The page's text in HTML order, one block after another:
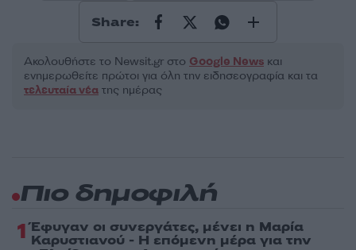
Share:
Ακολουθήστε το Νewsit.gr στο Google News και
ενημερωθείτε πρώτοι για όλη την ειδησεογραφία και τα
τελευταία νέα της ημέρας
Πιο δημοφιλή
1 Έφυγαν οι συνεργάτες, μένει η Μαρία
Καρυστιανού - Η επόμενη μέρα για την